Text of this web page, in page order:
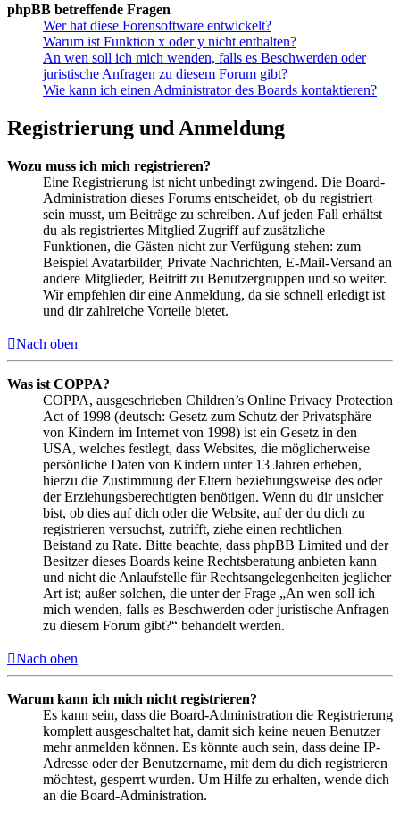
phpBB betreffende Fragen
Wer hat diese Forensoftware entwickelt?
Warum ist Funktion x oder y nicht enthalten?
An wen soll ich mich wenden, falls es Beschwerden oder
juristische Anfragen zu diesem Forum gibt?
Wie kann ich einen Administrator des Boards kontaktieren?
Registrierung und Anmeldung
Wozu muss ich mich registrieren?
Eine Registrierung ist nicht unbedingt zwingend. Die Board-
Administration dieses Forums entscheidet, ob du registriert
sein musst, um Beiträge zu schreiben. Auf jeden Fall erhältst
du als registriertes Mitglied Zugriff auf zusätzliche
Funktionen, die Gästen nicht zur Verfügung stehen: zum
Beispiel Avatarbilder, Private Nachrichten, E-Mail-Versand an
andere Mitglieder, Beitritt zu Benutzergruppen und so weiter.
Wir empfehlen dir eine Anmeldung, da sie schnell erledigt ist
und dir zahlreiche Vorteile bietet.
Nach oben
Was ist COPPA?
COPPA, ausgeschrieben Children’s Online Privacy Protection
Act of 1998 (deutsch: Gesetz zum Schutz der Privatsphäre
von Kindern im Internet von 1998) ist ein Gesetz in den
USA, welches festlegt, dass Websites, die möglicherweise
persönliche Daten von Kindern unter 13 Jahren erheben,
hierzu die Zustimmung der Eltern beziehungsweise des oder
der Erziehungsberechtigten benötigen. Wenn du dir unsicher
bist, ob dies auf dich oder die Website, auf der du dich zu
registrieren versuchst, zutrifft, ziehe einen rechtlichen
Beistand zu Rate. Bitte beachte, dass phpBB Limited und der
Besitzer dieses Boards keine Rechtsberatung anbieten kann
und nicht die Anlaufstelle für Rechtsangelegenheiten jeglicher
Art ist; außer solchen, die unter der Frage „An wen soll ich
mich wenden, falls es Beschwerden oder juristische Anfragen
zu diesem Forum gibt?“ behandelt werden.
Nach oben
Warum kann ich mich nicht registrieren?
Es kann sein, dass die Board-Administration die Registrierung
komplett ausgeschaltet hat, damit sich keine neuen Benutzer
mehr anmelden können. Es könnte auch sein, dass deine IP-
Adresse oder der Benutzername, mit dem du dich registrieren
möchtest, gesperrt wurden. Um Hilfe zu erhalten, wende dich
an die Board-Administration.